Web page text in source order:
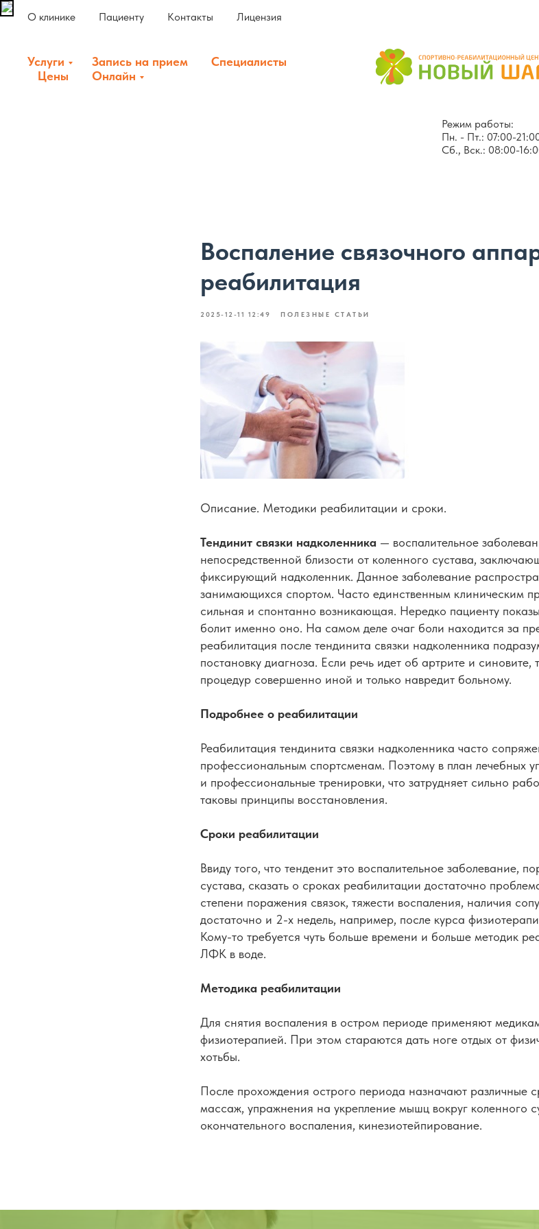
О клинике Пациенту Контакты Лицензия
Услуги Запись на прием
Специалисты
Цены
Онлайн
Режим работы:
Пн. - Пт.: 07:00-
Сб., Вск.: 08:00-
Воспаление связочного
реабилитация
2025-12-11 12:49 ПОЛЕЗНЫЕ СТАТЬИ
Описание. Методики реабилитации и сроки.
Тендинит связки надколенника — воспалительное
непосредственной близости от коленного сустава,
фиксирующий надколенник. Данное заболевание
занимающихся спортом. Часто единственным клиническим
сильная и спонтанно возникающая. Нередко пациенту
болит именно оно. На самом деле очаг боли находится за
реабилитация после тендинита связки надколенника
постановку диагноза. Если речь идет об артрите и синовите,
процедур совершенно иной и только навредит больному.
Подробнее о реабилитации
Реабилитация тендинита связки надколенника часто
профессиональным спортсменам. Поэтому в план лечебных
и профессиональные тренировки, что затрудняет сильно
таковы принципы восстановления.
Сроки реабилитации
Ввиду того, что тенденит это воспалительное заболевание,
сустава, сказать о сроках реабилитации достаточно
степени поражения связок, тяжести воспаления, наличия
достаточно и 2-х недель, например, после курса
Кому-то требуется чуть больше времени и больше методик
ЛФК в воде.
Методика реабилитации
Для снятия воспаления в остром периоде применяют
физиотерапией. При этом стараются дать ноге отдых от
хотьбы.
После прохождения острого периода назначают различные
массаж, упражнения на укрепление мышц вокруг коленного
окончательного воспаления, кинезиотейпирование.